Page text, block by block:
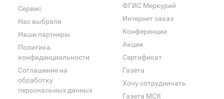
Сервис
Нас выбрали
Наши партнеры
Политика
конфиденциальности
Соглашение на
обработку
персональных данных
ФГИС Меркурий
Интернет заказ
Конференции
Акции
Сертификат
Газета
Хочу сотрудничать
Газета МСК